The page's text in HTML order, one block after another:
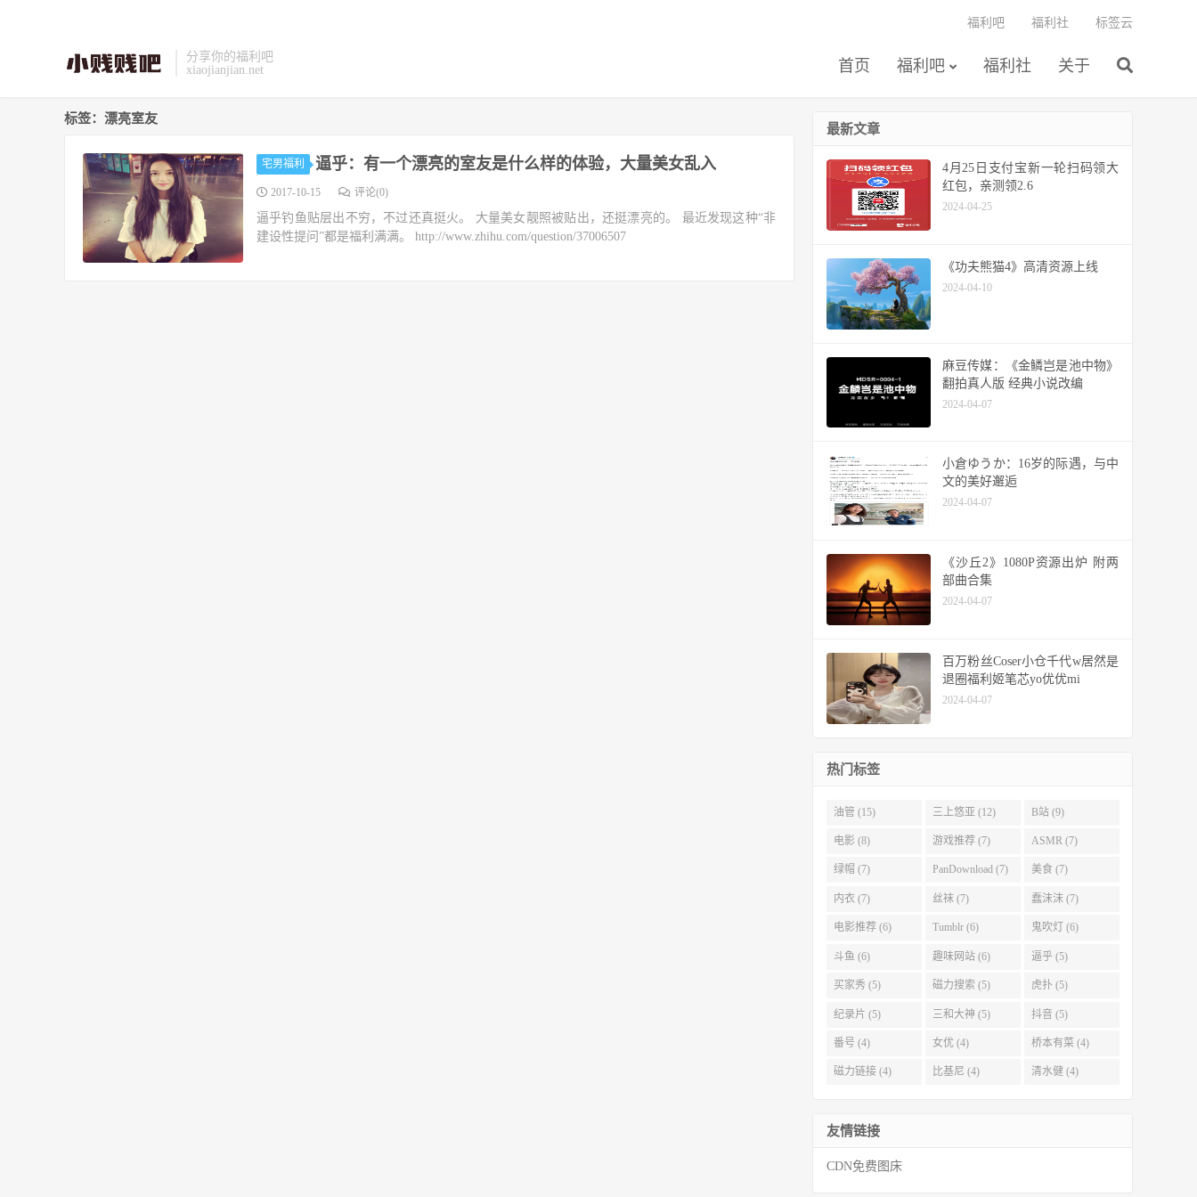
分享你的福利吧
xiaojianjian.net
首页 福利吧 福利社 关于
福利吧 福利社 标签云
标签：漂亮室友
宅男福利 逼乎：有一个漂亮的室友是什么样的体验，大量美女乱入
2017-10-15 评论(0)
逼乎钓鱼贴层出不穷，不过还真挺火。 大量美女靓照被贴出，还挺漂亮的。 最近发现这种“非
建设性提问”都是福利满满。 http://www.zhihu.com/question/37006507
最新文章
4月25日支付宝新一轮扫码领大
红包，亲测领2.6
2024-04-25
《功夫熊猫4》高清资源上线
2024-04-10
麻豆传媒：《金鳞岂是池中物》
翻拍真人版 经典小说改编
2024-04-07
小倉ゆうか：16岁的际遇，与中
文的美好邂逅
2024-04-07
《沙丘2》1080P资源出炉 附两
部曲合集
2024-04-07
百万粉丝Coser小仓千代w居然是
退圈福利姬笔芯yo优优mi
2024-04-07
热门标签
油管 (15) 三上悠亚 (12) B站 (9)
电影 (8) 游戏推荐 (7) ASMR (7)
绿帽 (7) PanDownload (7) 美食 (7)
内衣 (7) 丝袜 (7) 蠢沫沫 (7)
电影推荐 (6) Tumblr (6) 鬼吹灯 (6)
斗鱼 (6) 趣味网站 (6) 逼乎 (5)
买家秀 (5) 磁力搜索 (5) 虎扑 (5)
纪录片 (5) 三和大神 (5) 抖音 (5)
番号 (4) 女优 (4) 桥本有菜 (4)
磁力链接 (4) 比基尼 (4) 清水健 (4)
友情链接
CDN免费图床